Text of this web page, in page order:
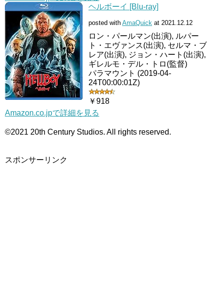
ヘルボーイ [Blu-ray]
posted with AmaQuick at 2021.12.12
ロン・パールマン(出演), ルパー
ト・エヴァンス(出演), セルマ・ブ
レア(出演), ジョン・ハート(出演),
ギレルモ・デル・トロ(監督)
パラマウント (2019-04-
24T00:00:01Z)
￥918
Amazon.co.jpで詳細を見る
©2021 20th Century Studios. All rights reserved.
スポンサーリンク